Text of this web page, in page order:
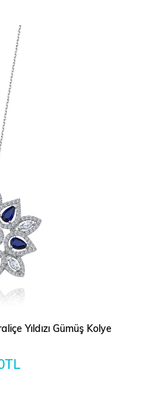
Yıldızı Gümüş Kolye